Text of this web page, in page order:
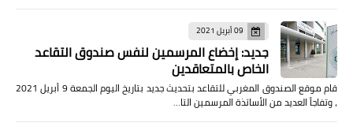
09 أبريل 2021
جديد: إخضاع المرسمين لنفس صندوق التقاعد
الخاص بالمتعاقدين
قام موقع الصندوق المغربي للتقاعد بتحديث جديد بتاريخ اليوم الجمعة 9 أبريل 2021
، وتفاجأ العديد من الأساتذة المرسمين التا…